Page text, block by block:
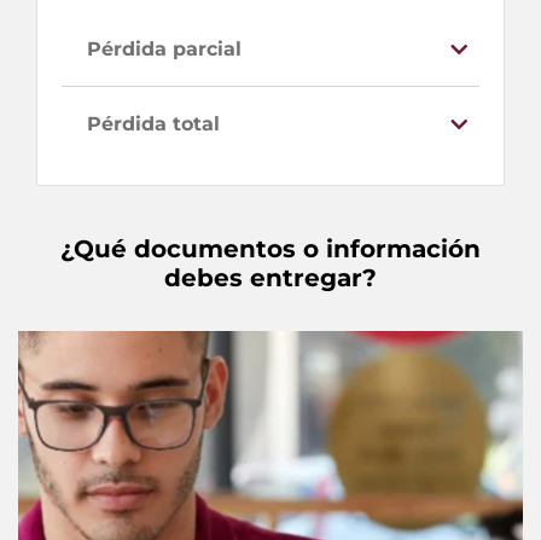
Pérdida parcial
Pérdida total
¿Qué documentos o información
debes entregar?